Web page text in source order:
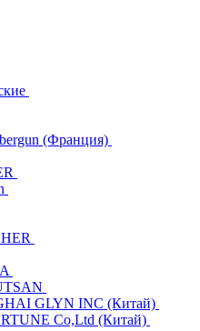
(Франция)
GLYN INC (Китай)
Co,Ltd (Китай)